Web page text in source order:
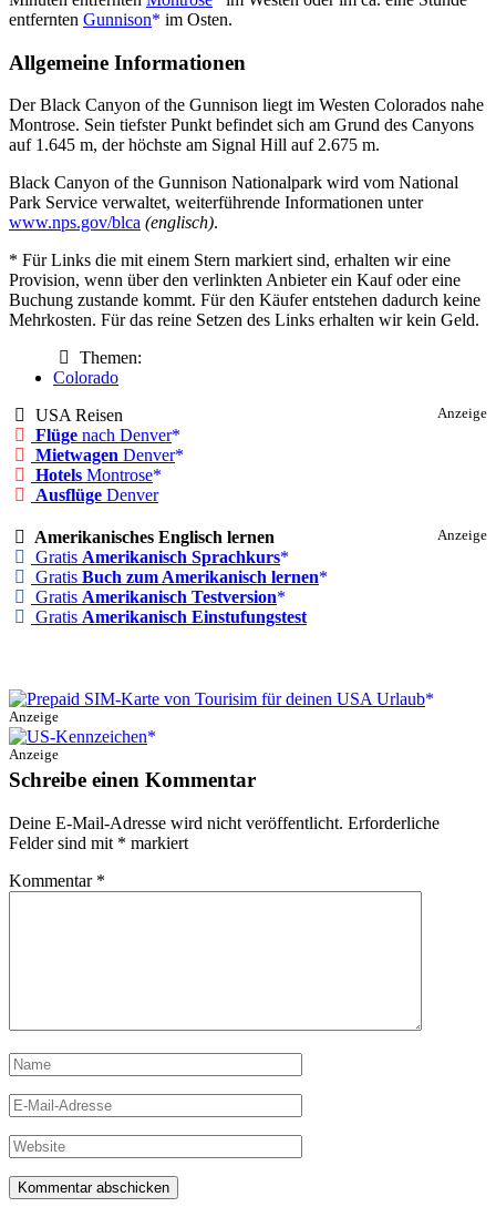
entfernten Gunnison im Osten.
Allgemeine Informationen
Der Black Canyon of the Gunnison liegt im Westen Colorados nahe
Montrose. Sein tiefster Punkt befindet sich am Grund des Canyons
auf 1.645 m, der höchste am Signal Hill auf 2.675 m.
Black Canyon of the Gunnison Nationalpark wird vom National
Park Service verwaltet, weiterführende Informationen unter
www.nps.gov/blca (englisch).
* Für Links die mit einem Stern markiert sind, erhalten wir eine
Provision, wenn über den verlinkten Anbieter ein Kauf oder eine
Buchung zustande kommt. Für den Käufer entstehen dadurch keine
Mehrkosten. Für das reine Setzen des Links erhalten wir kein Geld.
Themen:
Colorado
Anzeige
USA Reisen
Flüge nach Denver
Mietwagen Denver
Hotels Montrose
Ausflüge Denver
Anzeige
Amerikanisches Englisch lernen
Gratis Amerikanisch Sprachkurs
Gratis Buch zum Amerikanisch lernen
Gratis Amerikanisch Testversion
Gratis Amerikanisch Einstufungstest
Anzeige
Anzeige
Schreibe einen Kommentar
Deine E-Mail-Adresse wird nicht veröffentlicht. Erforderliche
Felder sind mit * markiert
Kommentar *
Name
E-
Mail-
Adresse
Website